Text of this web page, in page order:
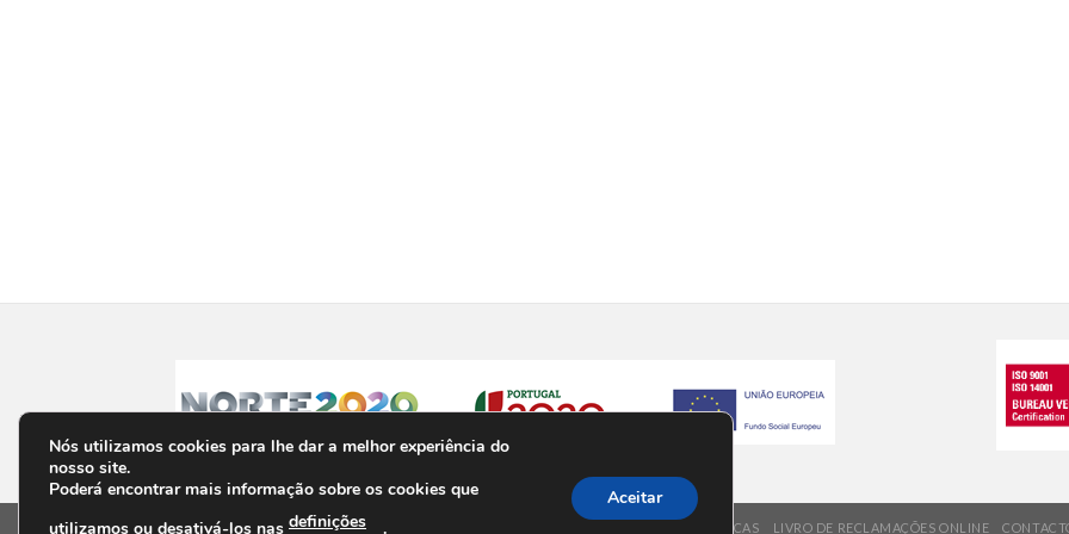
PRIVACIDADE TERMOS E CONDIÇÕES VALORES/ POLÍTICAS LIVRO DE RECLAMAÇÕES ONLINE
Nós utilizamos cookies para lhe dar a melhor experiência do
nosso site.
Poderá encontrar mais informação sobre os cookies que
utilizamos ou desativá-los nas definições .
Aceitar